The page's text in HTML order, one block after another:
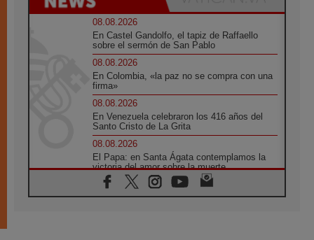
08.08.2026
En Castel Gandolfo, el tapiz de Raffaello
sobre el sermón de San Pablo
08.08.2026
En Colombia, «la paz no se compra con una
firma»
08.08.2026
En Venezuela celebraron los 416 años del
Santo Cristo de La Grita
08.08.2026
El Papa: en Santa Ágata contemplamos la
victoria del amor sobre la muerte
08.08.2026
León XIV visitará el Santuario de la Madre